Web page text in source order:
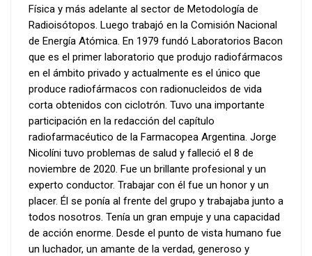
Física y más adelante al sector de Metodología de
Radioisótopos. Luego trabajó en la Comisión Nacional
de Energía Atómica. En 1979 fundó Laboratorios Bacon
que es el primer laboratorio que produjo radiofármacos
en el ámbito privado y actualmente es el único que
produce radiofármacos con radionucleidos de vida
corta obtenidos con ciclotrón. Tuvo una importante
participación en la redacción del capítulo
radiofarmacéutico de la Farmacopea Argentina. Jorge
Nicolíni tuvo problemas de salud y falleció el 8 de
noviembre de 2020. Fue un brillante profesional y un
experto conductor. Trabajar con él fue un honor y un
placer. Él se ponía al frente del grupo y trabajaba junto a
todos nosotros. Tenía un gran empuje y una capacidad
de acción enorme. Desde el punto de vista humano fue
un luchador, un amante de la verdad, generoso y